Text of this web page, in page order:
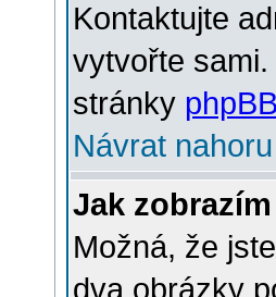
Kontaktujte
vytvořte
stránky
Návrat nahoru
Jak
Možná, že
dva obrázky